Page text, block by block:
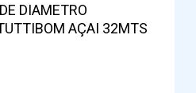
DIAMETRO
AÇAI 32MTS